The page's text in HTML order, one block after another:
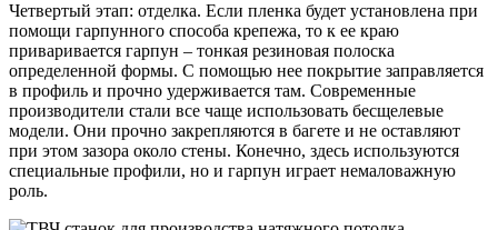
Четвертый этап: отделка. Если пленка будет установлена при
помощи гарпунного способа крепежа, то к ее краю
приваривается гарпун – тонкая резиновая полоска
определенной формы. С помощью нее покрытие заправляется
в профиль и прочно удерживается там. Современные
производители стали все чаще использовать бесщелевые
модели. Они прочно закрепляются в багете и не оставляют
при этом зазора около стены. Конечно, здесь используются
специальные профили, но и гарпун играет немаловажную
роль.